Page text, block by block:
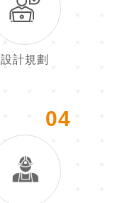
設計規劃
04